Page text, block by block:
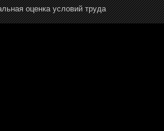
оценка условий труда